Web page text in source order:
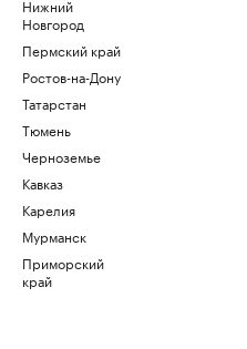
Нижний
Новгород
Пермский край
Ростов-на-Дону
Татарстан
Тюмень
Черноземье
Кавказ
Карелия
Мурманск
Приморский
край